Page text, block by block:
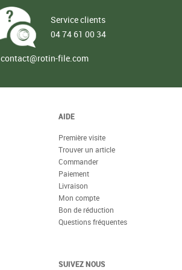
Service clients
04 74 61 00 34
contact@rotin-file.com
AIDE
Première visite
Trouver un article
Commander
Paiement
Livraison
Mon compte
Bon de réduction
Questions fréquentes
SUIVEZ NOUS